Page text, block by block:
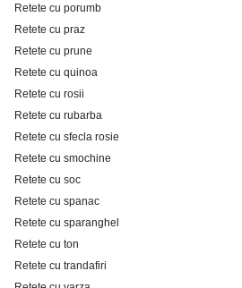
Retete cu porumb
Retete cu praz
Retete cu prune
Retete cu quinoa
Retete cu rosii
Retete cu rubarba
Retete cu sfecla rosie
Retete cu smochine
Retete cu soc
Retete cu spanac
Retete cu sparanghel
Retete cu ton
Retete cu trandafiri